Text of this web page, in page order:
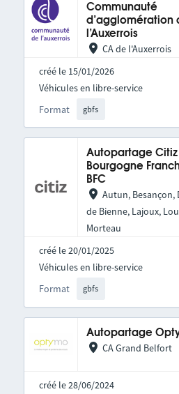
Communauté
d’agglomération
l’Auxerrois
CA de l'Auxerrois
créé le 15/01/2026
Format gbfs
Véhicules en libre-service
Autopartage Citiz
Bourgogne
BFC
Autun, Besançon,
de Bienne, Lajoux,
Morteau
créé le 20/01/2025
Format gbfs
Véhicules en libre-service
Autopartage
CA Grand Belfort
créé le 28/06/2024